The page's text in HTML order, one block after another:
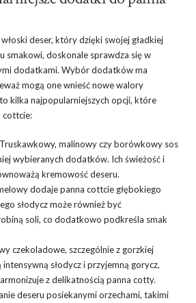
deser, który dzięki swojej gładkiej
smakowi, doskonale sprawdza się w
dodatkami. Wybór dodatków ma
mogą one wnieść nowe walory
kilka najpopularniejszych opcji, które
cottcie:
malinowy czy borówkowy sos
wybieranych dodatków. Ich świeżość i
kremowość deseru.
dodaje panna cottcie głębokiego
słodycz może również być
soli, co dodatkowo podkreśla smak
czekoladowe, szczególnie z gorzkiej
słodycz i przyjemną gorycz,
z delikatnością panna cotty.
deseru posiekanymi orzechami, takimi